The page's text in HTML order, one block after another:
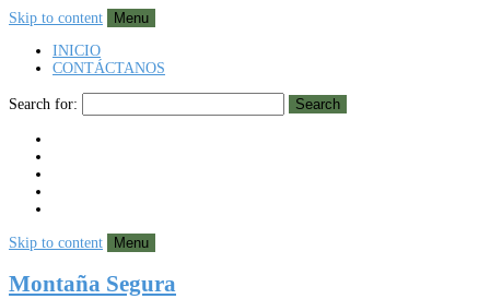
Skip to content
Menu
INICIO
CONTÁCTANOS
Search for: Search
Skip to content Menu
Montaña Segura